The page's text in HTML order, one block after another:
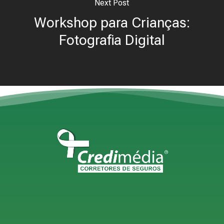
Next Post
Workshop para Crianças:
Fotografia Digital